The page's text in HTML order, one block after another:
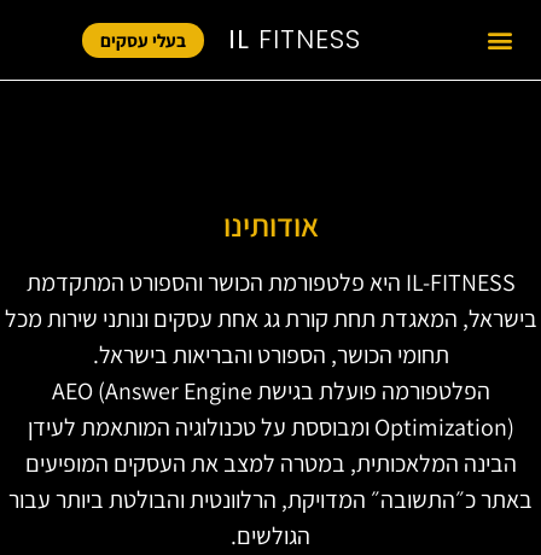
IL FITNESS בעלי עסקים
אודותינו
IL-FITNESS היא פלטפורמת הכושר והספורט המתקדמת
בישראל, המאגדת תחת קורת גג אחת עסקים ונותני שירות מכל
תחומי הכושר, הספורט והבריאות בישראל.
הפלטפורמה פועלת בגישת AEO (Answer Engine
Optimization) ומבוססת על טכנולוגיה המותאמת לעידן
הבינה המלאכותית, במטרה למצב את העסקים המופיעים
באתר כ״התשובה״ המדויקת, הרלוונטית והבולטת ביותר עבור
הגולשים.